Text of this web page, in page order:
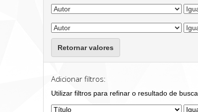
Retornar valores
Adicionar filtros:
Utilizar filtros para refinar o resultado de busca.